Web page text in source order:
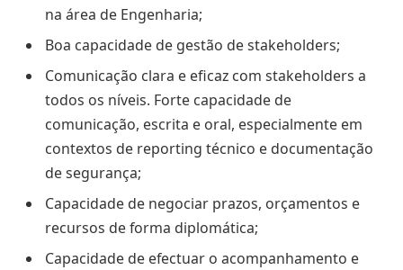
na área de Engenharia;
Boa capacidade de gestão de stakeholders;
Comunicação clara e eficaz com stakeholders a
todos os níveis. Forte capacidade de
comunicação, escrita e oral, especialmente em
contextos de reporting técnico e documentação
de segurança;
Capacidade de negociar prazos, orçamentos e
recursos de forma diplomática;
Capacidade de efectuar o acompanhamento e